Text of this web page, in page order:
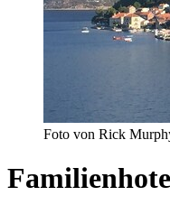
Foto von Rick